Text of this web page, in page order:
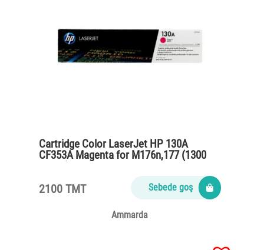
Cartridge Color LaserJet HP 130A
CF353A Magenta for M176n,177 (1300
2100 TMT Sebede goş
Ammarda